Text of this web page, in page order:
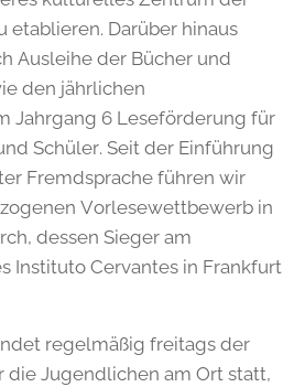
etablieren. Darüber hinaus
Ausleihe der Bücher und
den jährlichen
Jahrgang 6 Leseförderung für
Schüler. Seit der Einführung
Fremdsprache führen wir
Vorlesewettbewerb in
dessen Sieger am
Instituto Cervantes in Frankfurt
regelmäßig freitags der
die Jugendlichen am Ort statt,